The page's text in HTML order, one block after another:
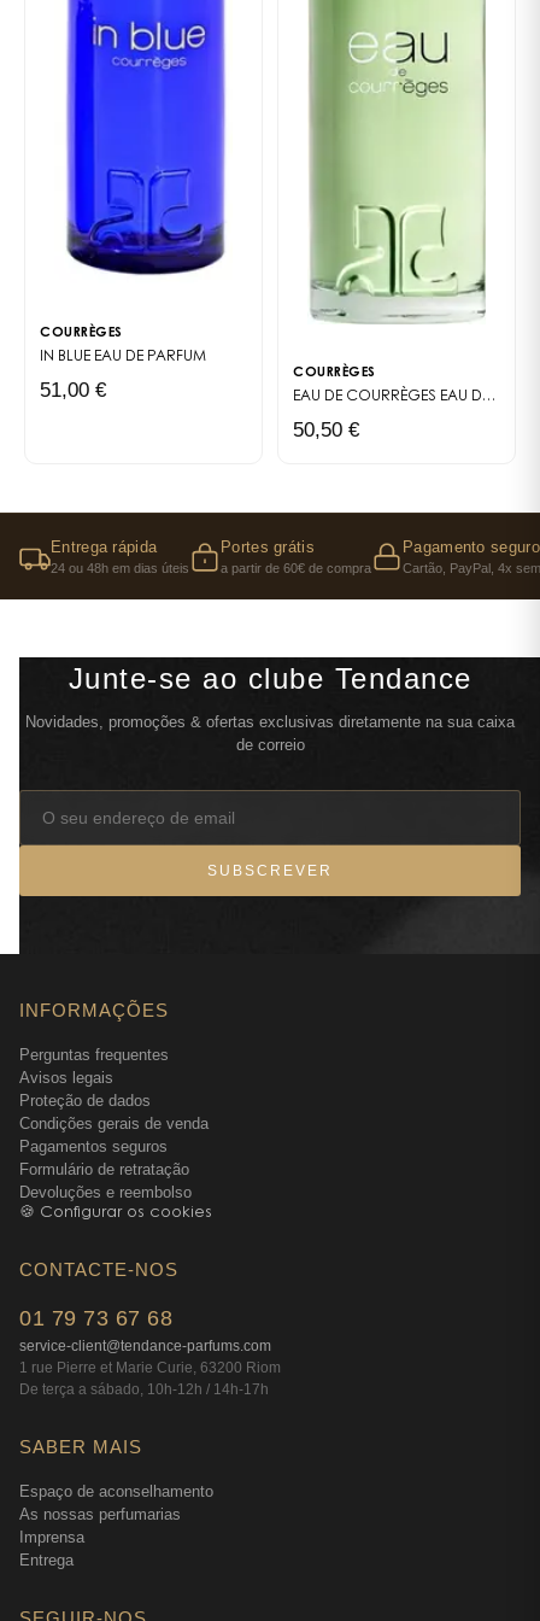
COURRÈGES
IN BLUE EAU DE PARFUM
51,00 €
COURRÈGES
EAU DE COURRÈGES EAU DE TOILETTE
50,50 €
Entrega rápida
24 ou 48h em dias úteis
Portes grátis
a partir de 60€ de compra
Pagamento seguro
Cartão, PayPal, 4x
Junte-se ao clube Tendance
Novidades, promoções & ofertas exclusivas diretamente na sua caixa
de correio
SUBSCREVER
INFORMAÇÕES
Perguntas frequentes
Avisos legais
Proteção de dados
Condições gerais de venda
Pagamentos seguros
Formulário de retratação
Devoluções e reembolso
🍪 Configurar os cookies
CONTACTE-NOS
01 79 73 67 68
service-client@tendance-parfums.com
1 rue Pierre et Marie Curie, 63200 Riom
De terça a sábado, 10h-12h / 14h-17h
SABER MAIS
Espaço de aconselhamento
As nossas perfumarias
Imprensa
Entrega